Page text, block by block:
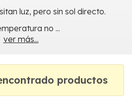
luz, pero sin sol directo.
no ...
ver más...
productos